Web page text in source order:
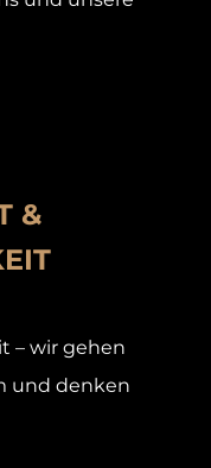
&
– wir gehen
und denken